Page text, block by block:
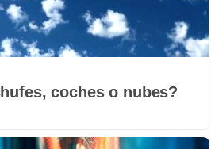
coches o nubes?